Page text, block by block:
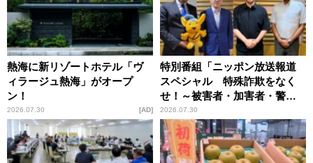
熱海に新リゾートホテル「ヴ
ィラージュ熱海」がオープ
ン！
2026.07.30 AD
特別番組「ニッポン放送報道
スペシャル 特殊詐欺をなく
せ！～被害者・加害者・警視
庁が語るトクリュウの実態
～」放送
2026.07.30